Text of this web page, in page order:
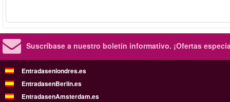
Suscríbase a nuestro boletín informativo. ¡Ofertas
Entradasenlondres.es
EntradasenBerlin.es
EntradasenAmsterdam.es